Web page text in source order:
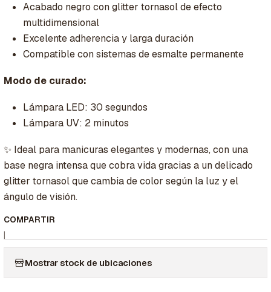
Acabado negro con glitter tornasol de efecto
multidimensional
Excelente adherencia y larga duración
Compatible con sistemas de esmalte permanente
Modo de curado:
Lámpara LED: 30 segundos
Lámpara UV: 2 minutos
✨ Ideal para manicuras elegantes y modernas, con una
base negra intensa que cobra vida gracias a un delicado
glitter tornasol que cambia de color según la luz y el
ángulo de visión.
COMPARTIR
|
Mostrar stock de ubicaciones